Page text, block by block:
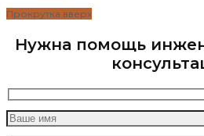
Прокрутка вверх
Нужна помощь